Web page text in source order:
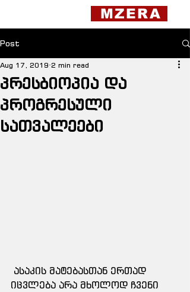
MZERA
Post
პრესბიოპია და
პროგრესული
სათვალეები
Aug 17, 2019 2 min read
იცვლება არა მხოლოდ ჩვენი